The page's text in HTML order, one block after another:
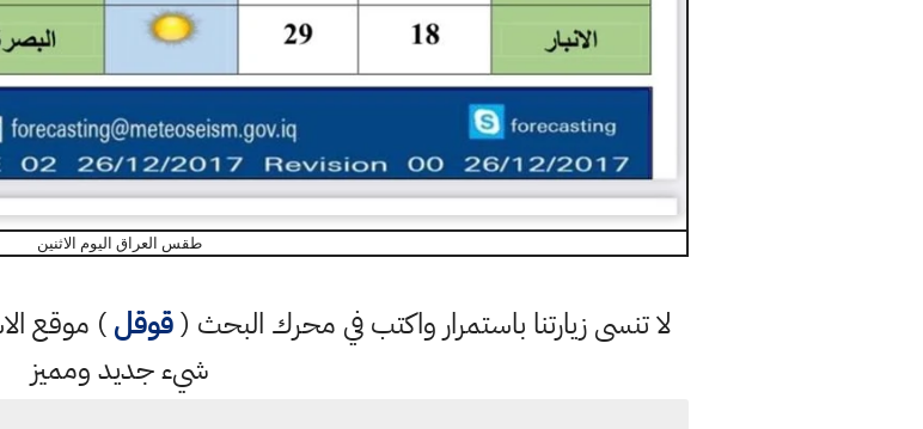
طقس العراق اليوم الاثنين
لا تنسى زيارتنا باستمرار واكتب في محرك البحث (قوقل) موقع
شيء جديد ومميز